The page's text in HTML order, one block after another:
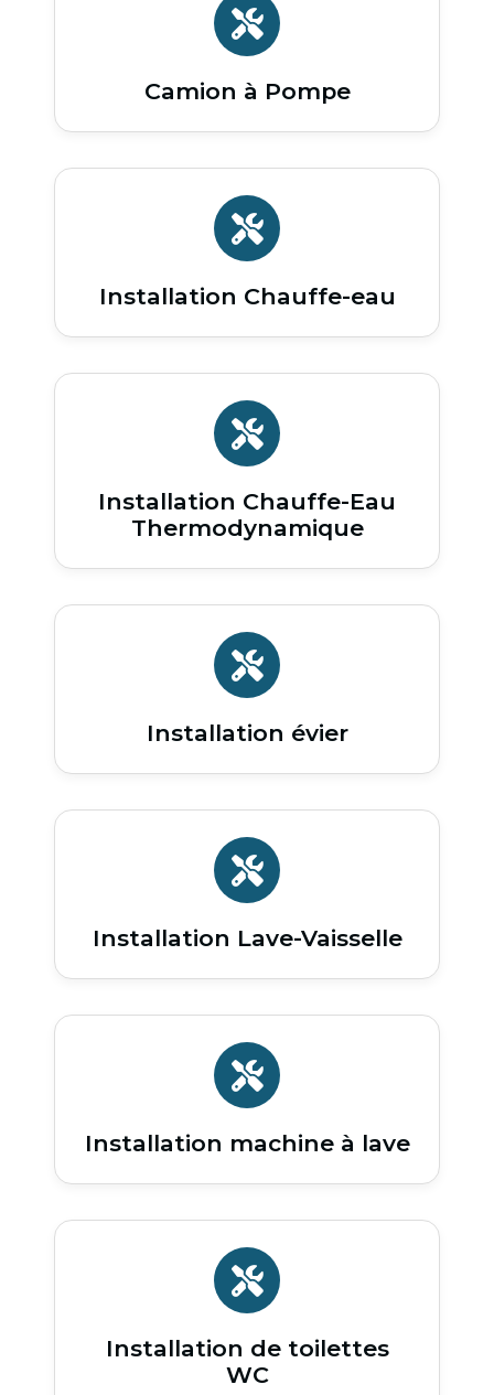
Camion à Pompe
Installation Chauffe-eau
Installation Chauffe-Eau
Thermodynamique
Installation évier
Installation Lave-Vaisselle
Installation machine à lave
Installation de toilettes
WC